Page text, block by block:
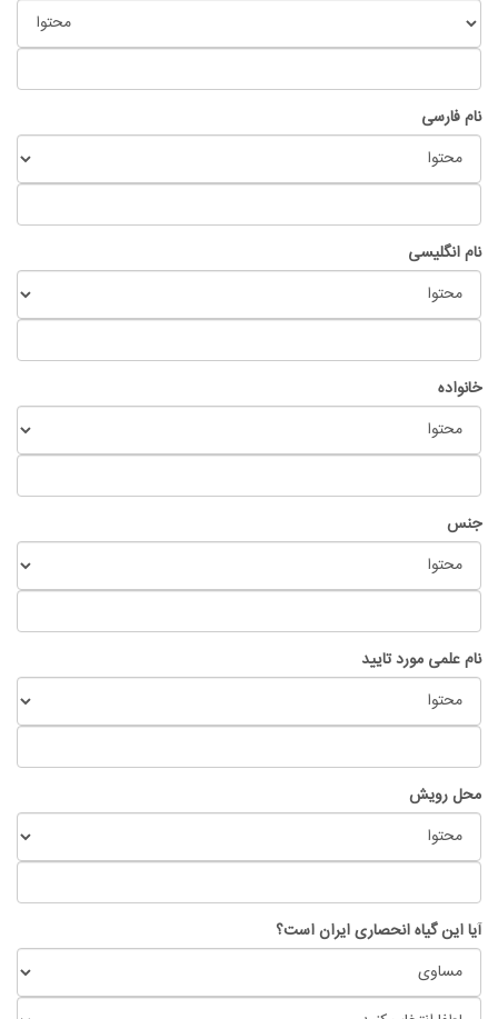
نام فارسی
نام انگلیسی
خانواده
جنس
نام علمی مورد تایید
محل رویش
آیا این گیاه انحصاری ایران است؟